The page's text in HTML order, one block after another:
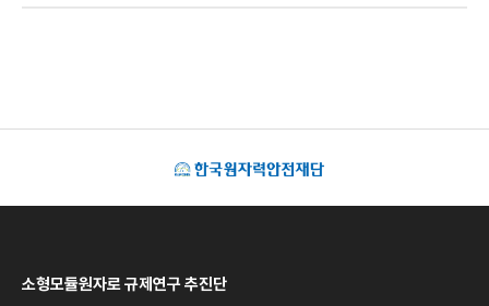
소형모듈원자로 규제연구 추진단